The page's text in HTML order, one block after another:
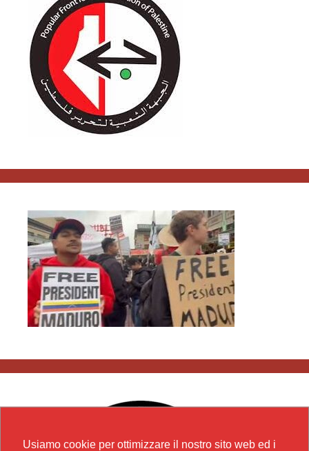
Usiamo cookie per ottimizzare il nostro sito web ed i